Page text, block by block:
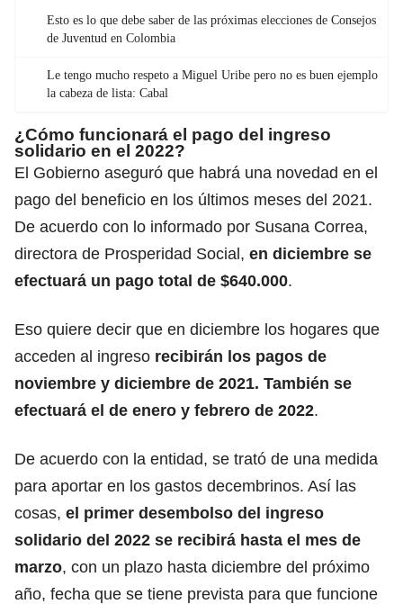
Esto es lo que debe saber de las próximas elecciones de Consejos
de Juventud en Colombia
Le tengo mucho respeto a Miguel Uribe pero no es buen ejemplo
la cabeza de lista: Cabal
¿Cómo funcionará el pago del ingreso
solidario en el 2022?
El Gobierno aseguró que habrá una novedad en el
pago del beneficio en los últimos meses del 2021.
De acuerdo con lo informado por Susana Correa,
directora de Prosperidad Social, en diciembre se
efectuará un pago total de $640.000.
Eso quiere decir que en diciembre los hogares que
acceden al ingreso recibirán los pagos de
noviembre y diciembre de 2021. También se
efectuará el de enero y febrero de 2022.
De acuerdo con la entidad, se trató de una medida
para aportar en los gastos decembrinos. Así las
cosas, el primer desembolso del ingreso
solidario del 2022 se recibirá hasta el mes de
marzo, con un plazo hasta diciembre del próximo
año, fecha que se tiene prevista para que funcione